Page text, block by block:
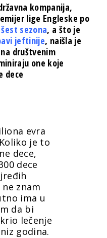
kompanija,
lige Engleske po
sezona, a što je
jeftinije, naišla je
društvenim
one koje
dece
evra
je to
dece,
dece
znam
ima u
da bi
lečenje
godina.